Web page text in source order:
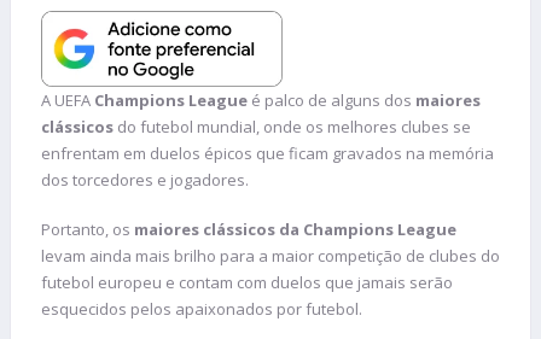
A UEFA Champions League é palco de alguns dos maiores
clássicos do futebol mundial, onde os melhores clubes se
enfrentam em duelos épicos que ficam gravados na memória
dos torcedores e jogadores.
Portanto, os maiores clássicos da Champions League
levam ainda mais brilho para a maior competição de clubes do
futebol europeu e contam com duelos que jamais serão
esquecidos pelos apaixonados por futebol.